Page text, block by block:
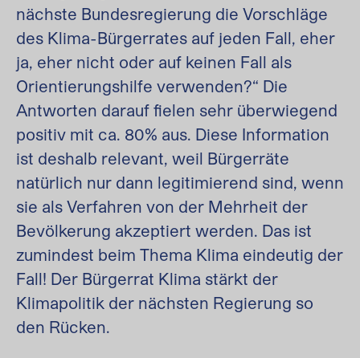
nächste Bundesregierung die Vorschläge
des Klima-Bürgerrates auf jeden Fall, eher
ja, eher nicht oder auf keinen Fall als
Orientierungshilfe verwenden?“ Die
Antworten darauf fielen sehr überwiegend
positiv mit ca. 80% aus. Diese Information
ist deshalb relevant, weil Bürgerräte
natürlich nur dann legitimierend sind, wenn
sie als Verfahren von der Mehrheit der
Bevölkerung akzeptiert werden. Das ist
zumindest beim Thema Klima eindeutig der
Fall! Der Bürgerrat Klima stärkt der
Klimapolitik der nächsten Regierung so
den Rücken.